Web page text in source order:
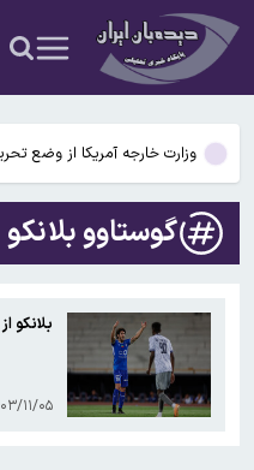
جزئیات جدید از انتقال نجومی
پاسخ منفی پورعلی‌گنجی به
می‌شود
وزارت خارجه آمریکا از وضع
محدودیت تردد در آزادراه تهران کرج قزوین
تکثیر کننده غیرمجاز عکس
جزئیات جدید از انتقال نجومی
پاسخ منفی پورعلی‌گنجی به
می‌شود
گوستاوو بلانکو
بلانکو
۱۴۰۳/